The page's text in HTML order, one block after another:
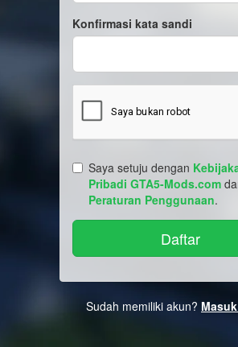
Konfirmasi kata sandi
Saya setuju dengan
Pribadi GTA5-Mods.com
Peraturan Penggunaan.
Sudah memiliki akun?